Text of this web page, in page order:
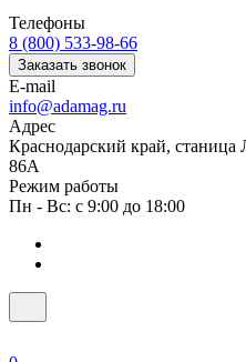
Телефоны
8 (800) 533-98-66
Заказать звонок
E-mail
info@adamag.ru
Адрес
Краснодарский край,
86А
Режим работы
Пн - Вс: с 9:00 до 18:00